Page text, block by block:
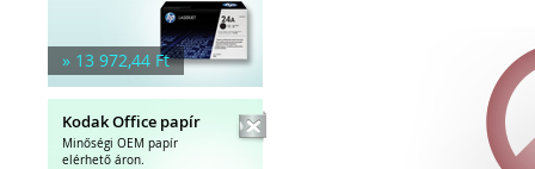
» 13 972,44 Ft
Kodak Office papír
Minőségi OEM papír
elérhető áron.